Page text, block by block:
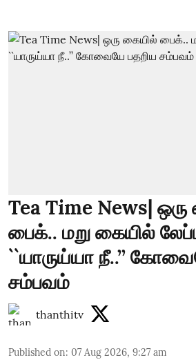
Tea Time News|
பைக்.. மறு கையில்
``யாருய்யா நீ..’’
சம்பவம்
thanthitv
Published on: 07 Aug 2026, 9:27 am